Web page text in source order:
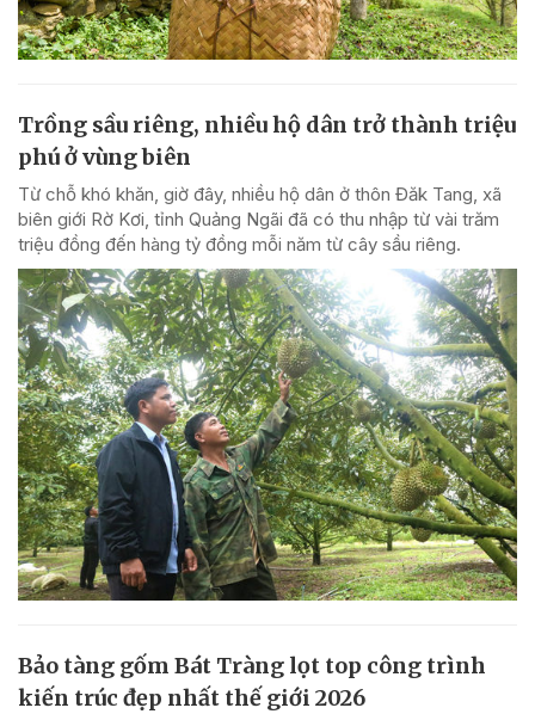
Trồng sầu riêng, nhiều hộ dân trở thành triệu
phú ở vùng biên
Từ chỗ khó khăn, giờ đây, nhiều hộ dân ở thôn Đăk Tang, xã
biên giới Rờ Kơi, tỉnh Quảng Ngãi đã có thu nhập từ vài trăm
triệu đồng đến hàng tỷ đồng mỗi năm từ cây sầu riêng.
Bảo tàng gốm Bát Tràng lọt top công trình
kiến trúc đẹp nhất thế giới 2026